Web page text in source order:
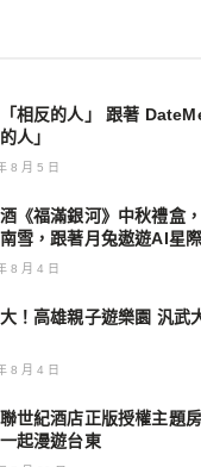
相反的人」 跟著
人」
8 月 5 日
《福滿銀河》中秋禮盒
雪，跟著月兔遨遊AI星
8 月 4 日
！高雄親子遊樂園 汎武
8 月 4 日
世紀酒店正版授權主題
一起漫遊台東